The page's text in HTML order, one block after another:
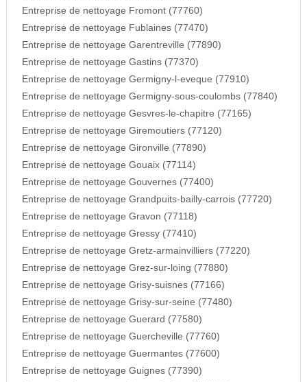
Entreprise de nettoyage Fromont (77760)
Entreprise de nettoyage Fublaines (77470)
Entreprise de nettoyage Garentreville (77890)
Entreprise de nettoyage Gastins (77370)
Entreprise de nettoyage Germigny-l-eveque (77910)
Entreprise de nettoyage Germigny-sous-coulombs (77840)
Entreprise de nettoyage Gesvres-le-chapitre (77165)
Entreprise de nettoyage Giremoutiers (77120)
Entreprise de nettoyage Gironville (77890)
Entreprise de nettoyage Gouaix (77114)
Entreprise de nettoyage Gouvernes (77400)
Entreprise de nettoyage Grandpuits-bailly-carrois (77720)
Entreprise de nettoyage Gravon (77118)
Entreprise de nettoyage Gressy (77410)
Entreprise de nettoyage Gretz-armainvilliers (77220)
Entreprise de nettoyage Grez-sur-loing (77880)
Entreprise de nettoyage Grisy-suisnes (77166)
Entreprise de nettoyage Grisy-sur-seine (77480)
Entreprise de nettoyage Guerard (77580)
Entreprise de nettoyage Guercheville (77760)
Entreprise de nettoyage Guermantes (77600)
Entreprise de nettoyage Guignes (77390)